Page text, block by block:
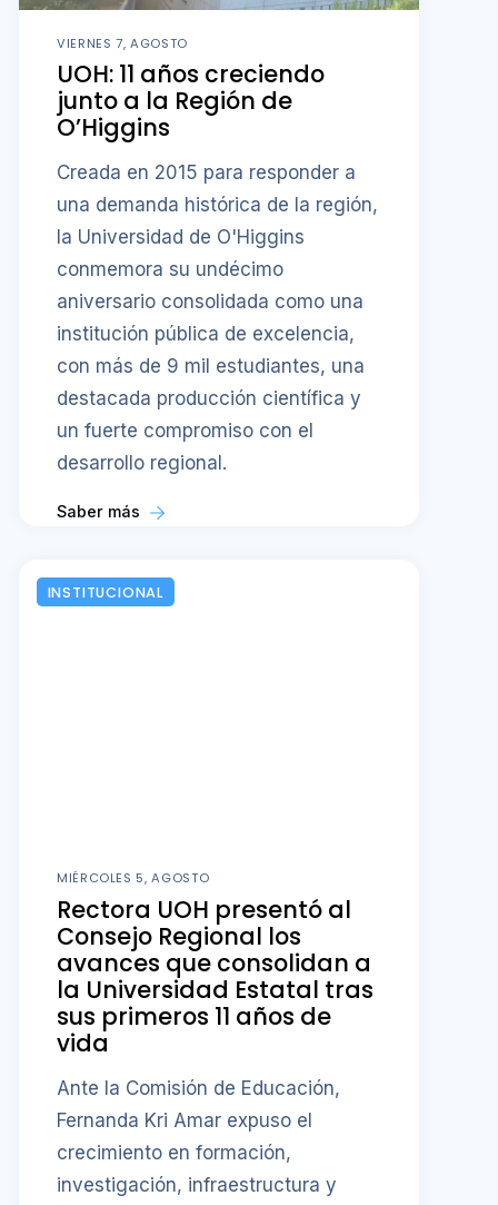
VIERNES 7, AGOSTO
UOH: 11 años creciendo
junto a la Región de
O’Higgins
Creada en 2015 para responder a
una demanda histórica de la región,
la Universidad de O'Higgins
conmemora su undécimo
aniversario consolidada como una
institución pública de excelencia,
con más de 9 mil estudiantes, una
destacada producción científica y
un fuerte compromiso con el
desarrollo regional.
Saber más
INSTITUCIONAL
MIÉRCOLES 5, AGOSTO
Rectora UOH presentó al
Consejo Regional los
avances que consolidan a
la Universidad Estatal tras
sus primeros 11 años de
vida
Ante la Comisión de Educación,
Fernanda Kri Amar expuso el
crecimiento en formación,
investigación, infraestructura y